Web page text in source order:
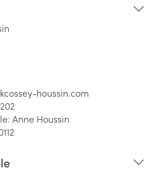
houssin.com
Anne Houssin